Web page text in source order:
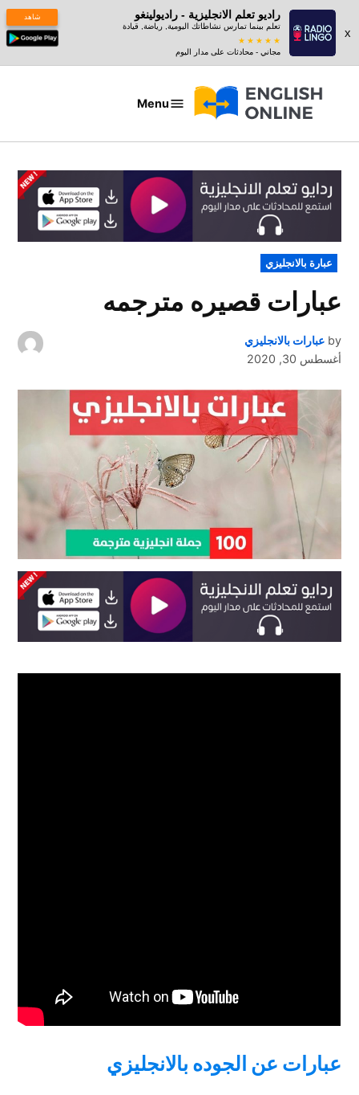
x
راديو تعلم الانجليزية - راديولينغو
تعلم بينما تمارس نشاطاتك اليومية, رياضة, قيادة
مجاني - محادثات على مدار اليوم
شاهد
عبارات
Menu
POSTED
IN
عبارة بالانجليزي
عبارات قصيره مترجمه
by عبارات بالانجليزي
أغسطس 30, 2020
عبارات عن الجوده بالانجليزي